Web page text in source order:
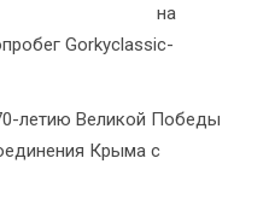
на
Gorkyclassic-
летию Великой Победы
Крыма с